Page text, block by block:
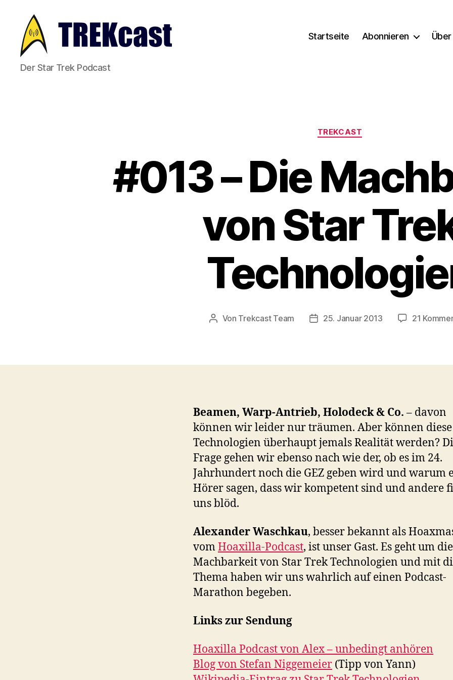
Trekcast
Der Star Trek Podcast
Startseite Abonnieren
Kategorien
TREKCAST
#013 – Die
von Star
Beitragsautor
Von Trekcast Team Veröffentlichungsdatum
25. Januar 2013 21
Beamen, Warp-Antrieb, Holodeck & Co.– davon
können wir leider nur träumen. Aber können diese
Technologien überhaupt jemals Realität werden?
Frage gehen wir ebenso nach wie der, ob es im 24.
Jahrhundert noch die GEZ geben wird und warum
Hörer sagen, dass wir kompetent sind und andere
uns blöd.
Alexander Waschkau, besser bekannt als
vomHoaxilla-Podcast, ist unser Gast. Es geht um die
Machbarkeit von Star Trek Technologien und mit
Thema haben wir uns wahrlich auf einen Podcast-
Marathon begeben.
Links zur Sendung
Hoaxilla Podcast von Alex – unbedingt anhören
Blog von Stefan Niggemeier (Tipp von Yann)